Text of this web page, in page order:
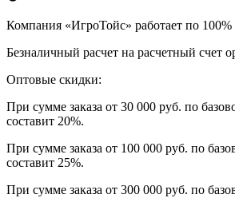
Компания «ИгроТойс» работает по 100%
Безналичный расчет на расчетный счет
Оптовые скидки:
При сумме заказа от 30 000 руб. по
составит 20%.
При сумме заказа от 100 000 руб. по
составит 25%.
При сумме заказа от 300 000 руб. по